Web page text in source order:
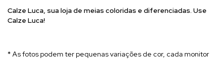
Calze Luca, sua loja de meias coloridas e diferenciadas. Use
Calze Luca!
* As fotos podem ter pequenas variações de cor, cada monitor